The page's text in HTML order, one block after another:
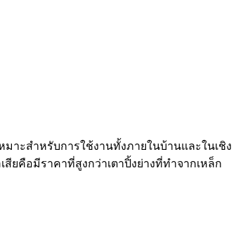
าะสำหรับการใช้งานทั้งภายในบ้านและในเชิง
คือมีราคาที่สูงกว่าเตาปิ้งย่างที่ทำจากเหล็ก